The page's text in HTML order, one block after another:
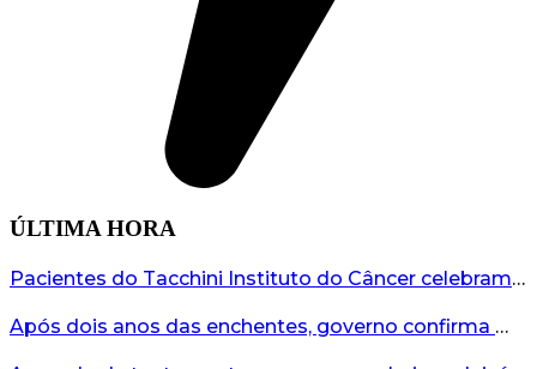
ÚLTIMA HORA
Pacientes do Tacchini Instituto do Câncer celebram Dia dos Pais com cuidado e relaxamento...
Após dois anos das enchentes, governo confirma mais de R$19 milhões para nova ponte no Vale do Taquari...